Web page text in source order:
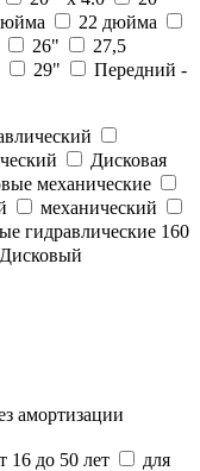
22 дюйма
26"
27,5
29"
Передний -
Дисковая
механические
механический
гидравлические 160
амортизации
16 до 50 лет
для